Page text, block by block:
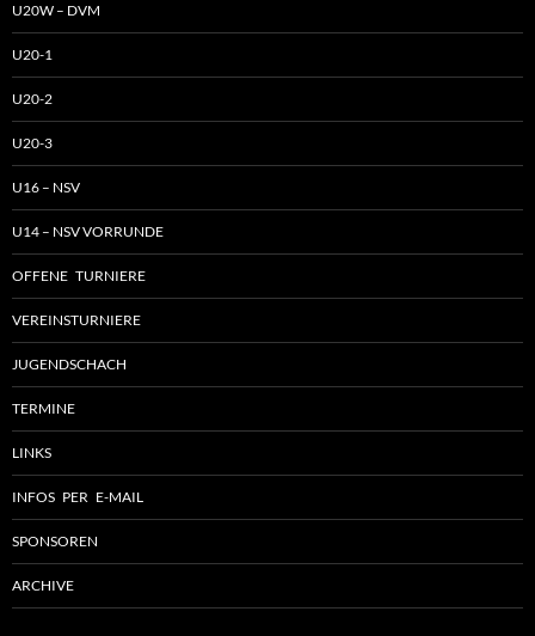
U20W – DVM
U20-1
U20-2
U20-3
U16 – NSV
U14 – NSV VORRUNDE
OFFENE TURNIERE
VEREINSTURNIERE
JUGENDSCHACH
TERMINE
LINKS
INFOS PER E-MAIL
SPONSOREN
ARCHIVE